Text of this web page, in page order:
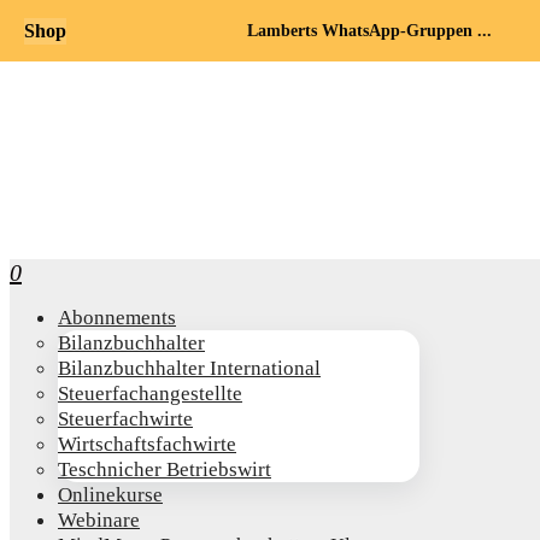
0
Abon­ne­ments
Bilanz­buch­hal­ter
Bilanz­buch­hal­ter International
Steu­er­fach­an­ge­stell­te
Steu­er­fach­wir­te
Wirt­schafts­fach­wir­te
Teschni­cher Betriebswirt
Online­kur­se
Web­i­na­re
Shop Lamberts WhatsApp-Gruppen ...